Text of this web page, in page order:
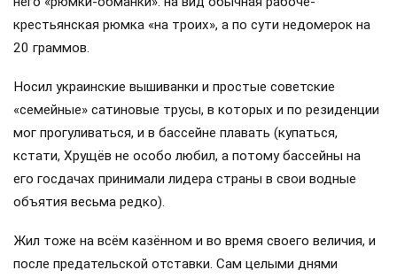
крестьянская рюмка «на троих», а по сути недомерок на
20 граммов.
Носил украинские вышиванки и простые советские
«семейные» сатиновые трусы, в которых и по резиденции
мог прогуливаться, и в бассейне плавать (купаться,
кстати, Хрущёв не особо любил, а потому бассейны на
его госдачах принимали лидера страны в свои водные
объятия весьма редко).
Жил тоже на всём казённом и во время своего величия, и
после предательской отставки. Сам целыми днями